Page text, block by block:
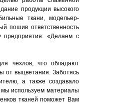
продукции высокого
ткани, модельер-
пошив ответственность
предприятия: «Делаем с
чехлов, что обладают
от выцветания. Заботясь
а также создавало
используем материалы
тканей поможет Вам